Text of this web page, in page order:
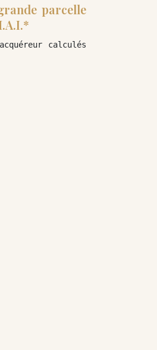
parcelle
calculés